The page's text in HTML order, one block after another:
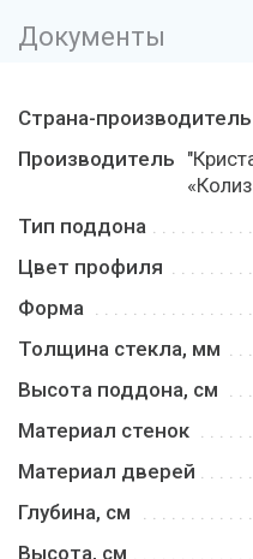
Документы
Страна-производитель
Производитель
Тип поддона
Цвет профиля
Форма
Толщина стекла, мм
Высота поддона, см
Материал стенок
Материал дверей
Глубина, см
Высота, см